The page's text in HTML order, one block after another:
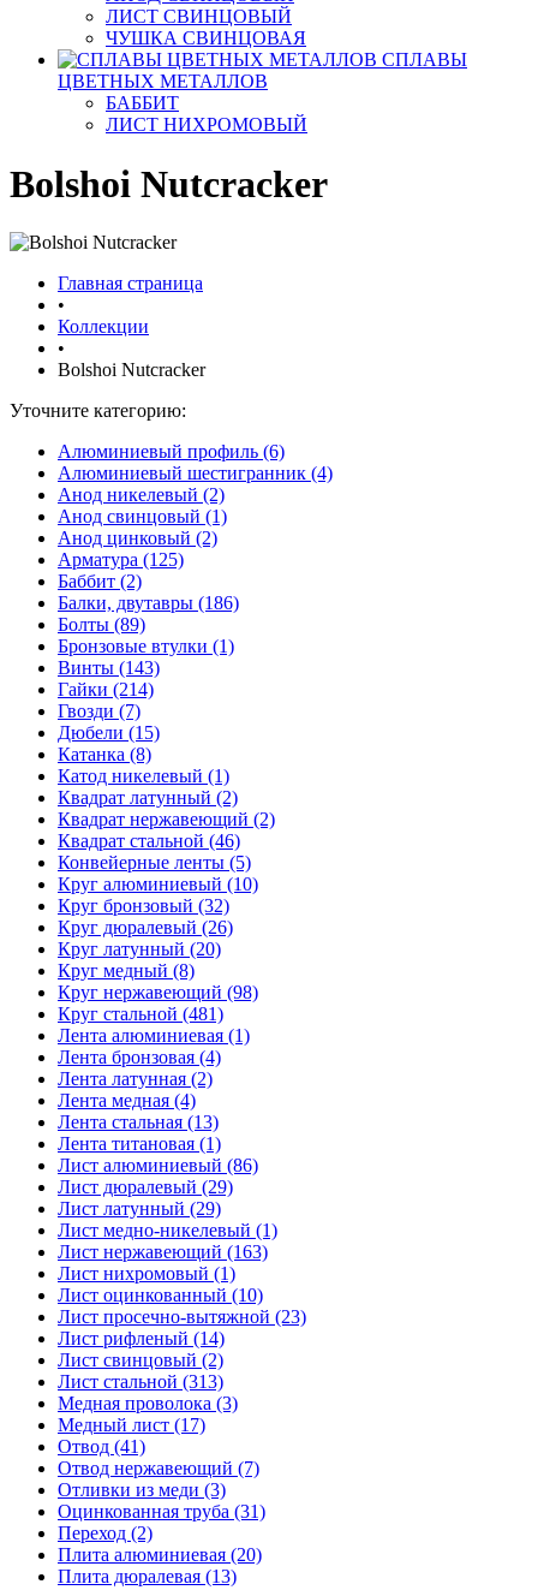
ЛИСТ СВИНЦОВЫЙ
ЧУШКА СВИНЦОВАЯ
СПЛАВЫ
ЦВЕТНЫХ МЕТАЛЛОВ
БАББИТ
ЛИСТ НИХРОМОВЫЙ
Bolshoi Nutcracker
Главная страница
•
Коллекции
•
Bolshoi Nutcracker
Уточните категорию:
Алюминиевый профиль (6)
Алюминиевый шестигранник (4)
Анод никелевый (2)
Анод свинцовый (1)
Анод цинковый (2)
Арматура (125)
Баббит (2)
Балки, двутавры (186)
Болты (89)
Бронзовые втулки (1)
Винты (143)
Гайки (214)
Гвозди (7)
Дюбели (15)
Катанка (8)
Катод никелевый (1)
Квадрат латунный (2)
Квадрат нержавеющий (2)
Квадрат стальной (46)
Конвейерные ленты (5)
Круг алюминиевый (10)
Круг бронзовый (32)
Круг дюралевый (26)
Круг латунный (20)
Круг медный (8)
Круг нержавеющий (98)
Круг стальной (481)
Лента алюминиевая (1)
Лента бронзовая (4)
Лента латунная (2)
Лента медная (4)
Лента стальная (13)
Лента титановая (1)
Лист алюминиевый (86)
Лист дюралевый (29)
Лист латунный (29)
Лист медно-никелевый (1)
Лист нержавеющий (163)
Лист нихромовый (1)
Лист оцинкованный (10)
Лист просечно-вытяжной (23)
Лист рифленый (14)
Лист свинцовый (2)
Лист стальной (313)
Медная проволока (3)
Медный лист (17)
Отвод (41)
Отвод нержавеющий (7)
Отливки из меди (3)
Оцинкованная труба (31)
Переход (2)
Плита алюминиевая (20)
Плита дюралевая (13)